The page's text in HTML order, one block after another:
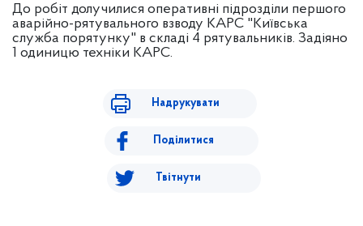
До робіт долучилися оперативні підрозділи першого
аварійно-рятувального взводу КАРС "Київська
служба порятунку" в складі 4 рятувальників. Задіяно
1 одиницю техніки КАРС.
Надрукувати
Поділитися
Твітнути